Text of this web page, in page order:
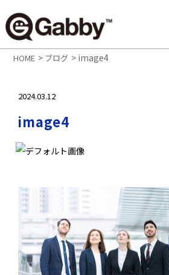
HOME > ブログ > image4
2024.03.12
image4